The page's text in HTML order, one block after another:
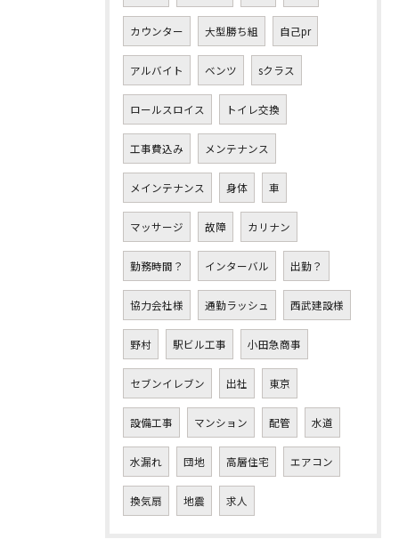
カウンター 大型勝ち組 自己pr
アルバイト ベンツ sクラス
ロールスロイス トイレ交換
工事費込み メンテナンス
メインテナンス 身体 車
マッサージ 故障 カリナン
勤務時間？ インターバル 出勤？
協力会社様 通勤ラッシュ 西武建設様
野村 駅ビル工事 小田急商事
セブンイレブン 出社 東京
設備工事 マンション 配管 水道
水漏れ 団地 高層住宅 エアコン
換気扇 地震 求人